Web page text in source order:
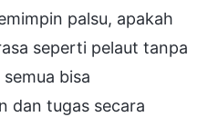
palsu, apakah
seperti pelaut tanpa
bisa
dan tugas secara